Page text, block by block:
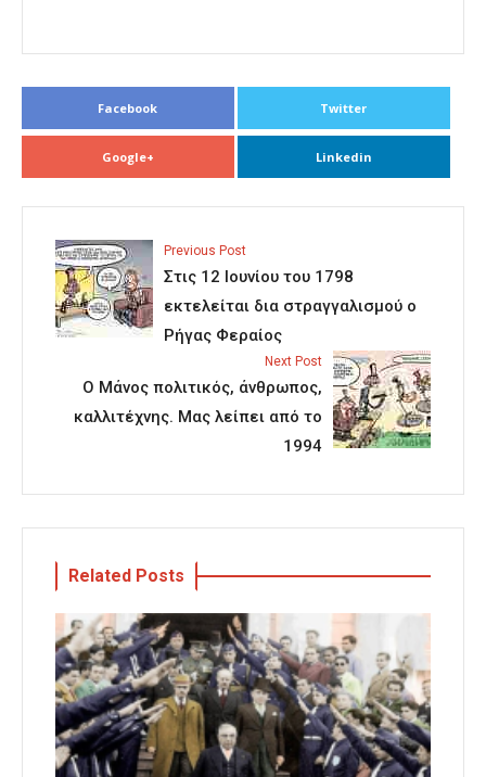
Facebook Twitter
Google+ Linkedin
Previous Post
Στις 12 Ιουνίου του 1798
εκτελείται δια στραγγαλισμού ο
Ρήγας Φεραίος
Next Post
Ο Μάνος πολιτικός, άνθρωπος,
καλλιτέχνης. Μας λείπει από το
1994
Related Posts